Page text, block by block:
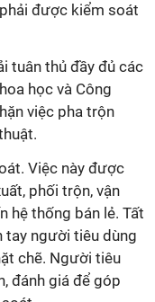
được kiểm soát
tuân thủ đầy đủ các
học và Công
việc pha trộn
Việc này được
phối trộn, vận
hệ thống bán lẻ. Tất
tay người tiêu dùng
chẽ. Người tiêu
đánh giá để góp